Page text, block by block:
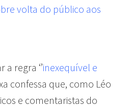
volta do público aos
regra ‘’inexequível e
confessa que, como Léo
e comentaristas do